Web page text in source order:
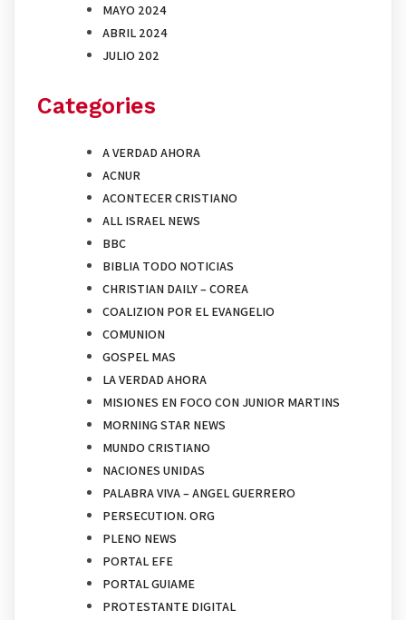
MAYO 2024
ABRIL 2024
JULIO 202
Categories
A VERDAD AHORA
ACNUR
ACONTECER CRISTIANO
ALL ISRAEL NEWS
BBC
BIBLIA TODO NOTICIAS
CHRISTIAN DAILY – COREA
COALIZION POR EL EVANGELIO
COMUNION
GOSPEL MAS
LA VERDAD AHORA
MISIONES EN FOCO CON JUNIOR MARTINS
MORNING STAR NEWS
MUNDO CRISTIANO
NACIONES UNIDAS
PALABRA VIVA – ANGEL GUERRERO
PERSECUTION. ORG
PLENO NEWS
PORTAL EFE
PORTAL GUIAME
PROTESTANTE DIGITAL